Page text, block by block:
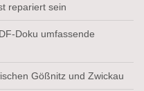
repariert sein
Doku umfassende
Gößnitz und Zwickau